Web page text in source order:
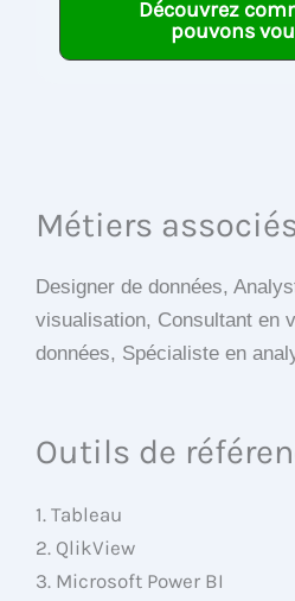
Découvrez
pouvons
Métiers
Designer de données,
visualisation, Consultant en
données, Spécialiste en
Outils de
1. Tableau
2. QlikView
3. Microsoft Power BI